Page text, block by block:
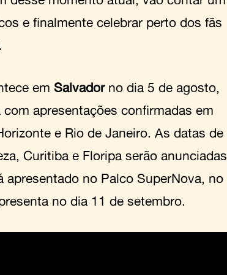
e finalmente celebrar perto dos fãs
em Salvadorno dia 5 de agosto,
apresentações confirmadas em
e Rio de Janeiro. As datas de
Curitiba e Floripa serão anunciadas
apresentado no Palco SuperNova, no
no dia 11 de setembro.